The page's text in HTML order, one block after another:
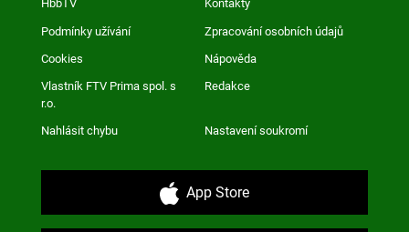
HbbTV Kontakty
Podmínky užívání Zpracování osobních údajů
Cookies Nápověda
Vlastník FTV Prima spol. s
r.o.
Redakce
Nahlásit chybu Nastavení soukromí
App Store